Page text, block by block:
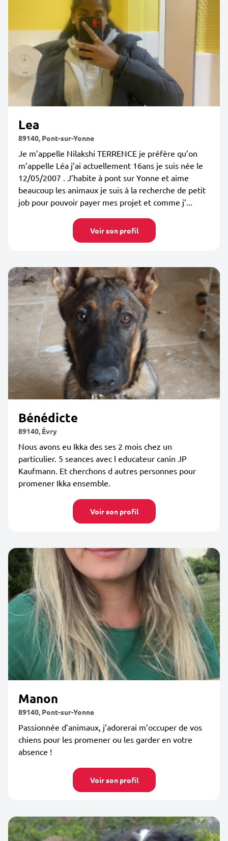
Lea
89140, Pont-sur-Yonne
Je m’appelle Nilakshi TERRENCE je préfère qu’on
m’appelle Léa j’ai actuellement 16ans je suis née le
12/05/2007 . J’habite à pont sur Yonne et aime
beaucoup les animaux je suis à la recherche de petit
job pour pouvoir payer mes projet et comme j’...
Voir son profil
Bénédicte
89140, Évry
Nous avons eu Ikka des ses 2 mois chez un
particulier. 5 seances avec l educateur canin JP
Kaufmann. Et cherchons d autres personnes pour
promener Ikka ensemble.
Voir son profil
Manon
89140, Pont-sur-Yonne
Passionnée d’animaux, j’adorerai m’occuper de vos
chiens pour les promener ou les garder en votre
absence !
Voir son profil